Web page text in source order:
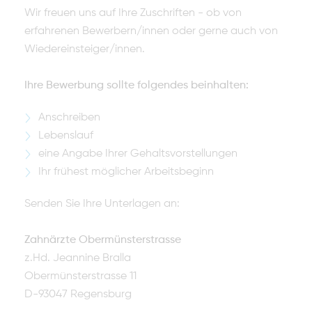
Wir freuen uns auf Ihre Zuschriften - ob von
erfahrenen Bewerbern/innen oder gerne auch von
Wiedereinsteiger/innen.
Ihre Bewerbung sollte folgendes beinhalten:
Anschreiben
Lebenslauf
eine Angabe Ihrer Gehaltsvorstellungen
Ihr frühest möglicher Arbeitsbeginn
Senden Sie Ihre Unterlagen an:
Zahnärzte Obermünsterstrasse
z.Hd. Jeannine Bralla
Obermünsterstrasse 11
D-93047 Regensburg